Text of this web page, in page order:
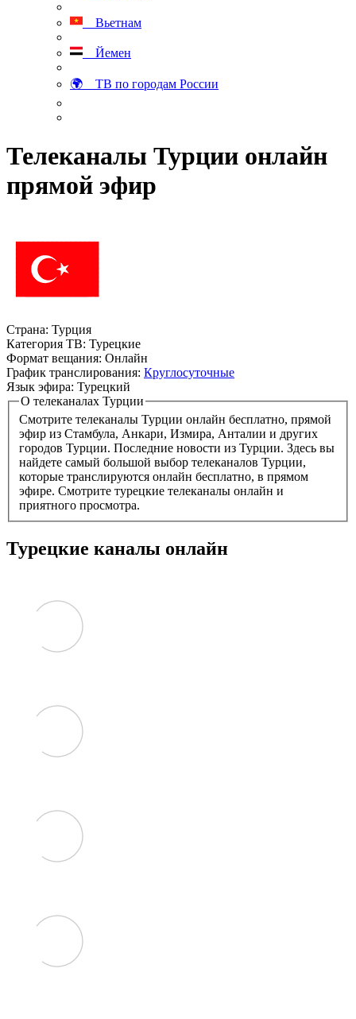
Вьетнам
Йемен
🌍 ТВ по городам России
Телеканалы Турции онлайн
прямой эфир
Страна: Турция
Категория ТВ: Турецкие
Формат вещания: Онлайн
График транслирования: Круглосуточные
Язык эфира: Турецкий
О телеканалах Турции
Смотрите телеканалы Турции онлайн бесплатно, прямой
эфир из Стамбула, Анкари, Измира, Анталии и других
городов Турции. Последние новости из Турции. Здесь вы
найдете самый большой выбор телеканалов Турции,
которые транслируются онлайн бесплатно, в прямом
эфире. Смотрите турецкие телеканалы онлайн и
приятного просмотра.
Турецкие каналы онлайн